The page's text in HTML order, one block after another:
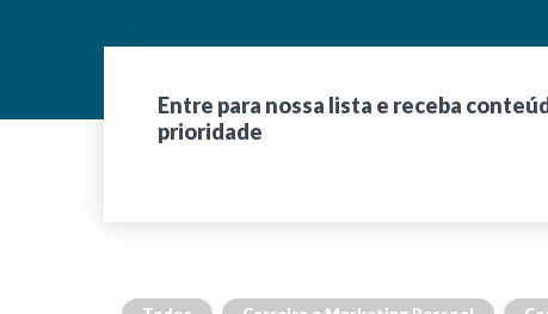
Entre para nossa lista e receba
prioridade